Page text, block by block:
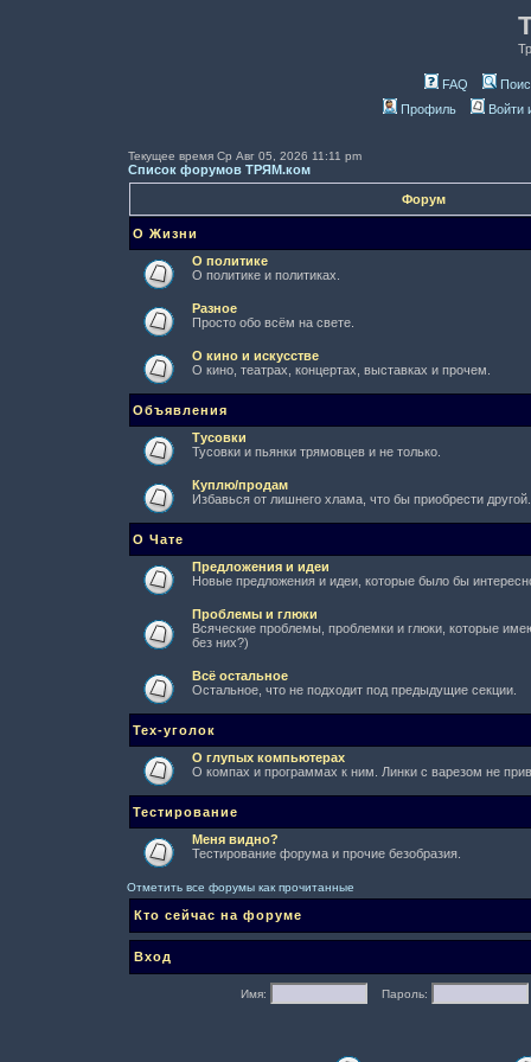
FAQ
Профиль
Войти
Текущее время Ср Авг 05, 2026 11:11 pm
Список форумов ТРЯМ.ком
Форум
О Жизни
О политике
О политике и политиках.
Разное
Просто обо всём на свете.
О кино и искусстве
О кино, театрах, концертах, выставках и прочем.
Объявления
Тусовки
Тусовки и пьянки трямовцев и не только.
Куплю/продам
Избавься от лишнего хлама, что бы приобрести другой.
О Чате
Предложения и идеи
Новые предложения и идеи, которые было бы
Проблемы и глюки
Всяческие проблемы, проблемки и глюки, которые
без них?)
Всё остальное
Остальное, что не подходит под предыдущие секции.
Тех-уголок
О глупых компьютерах
О компах и программах к ним. Линки с варезом не
Тестирование
Меня видно?
Тестирование форума и прочие безобразия.
Отметить все форумы как прочитанные
Кто сейчас на форуме
Вход
Имя: Пароль: